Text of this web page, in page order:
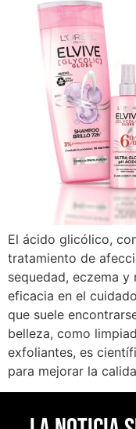
El ácido glicólico,
tratamiento de
sequedad, eczema y
eficacia en el
que suele
belleza, como
exfoliantes, es
para mejorar la